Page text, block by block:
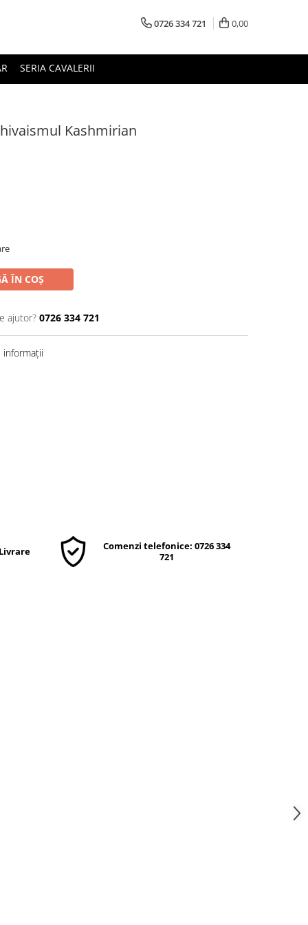
0726 334 721 0,00
SERIA CAVALERII
Kashmirian
ÎN COȘ
ajutor? 0726 334 721
Comenzi telefonice: 0726 334
721